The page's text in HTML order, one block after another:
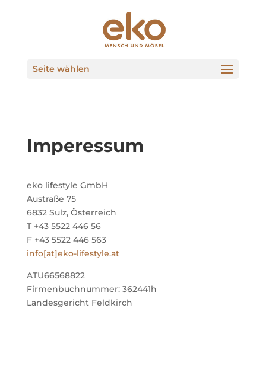
Seite wählen
Imperessum
eko lifestyle GmbH
Austraße 75
6832 Sulz, Österreich
T +43 5522 446 56
F +43 5522 446 563
info[at]eko-lifestyle.at
ATU66568822
Firmenbuchnummer: 362441h
Landesgericht Feldkirch